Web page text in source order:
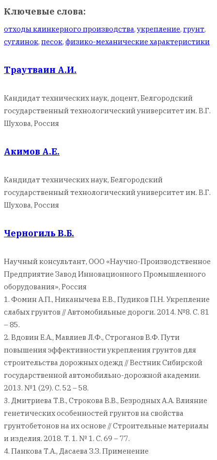
Ключевые слова:
отходы клинкерного производства,укрепление, грунт,
суглинок, песок, физико-механические характеристики
Траутваин А.И.
Кандидат технических наук, доцент, Белгородский
государственный технологический университет им. В.Г.
Шухова, Россия
Акимов А.Е.
Кандидат технических наук, Белгородский
государственный технологический университет им. В.Г.
Шухова, Россия
Черногиль В.Б.
Научный консультант, ООО «Научно-Производственное
Предприятие Завод Инновационного Промышленного
оборудования», Россия
1. Фомин А.П., Никанычева Е.В., Пудиков П.Н. Укрепление
слабых грунтов // Автомобильные дороги. 2014. №8. С. 81
– 85.
2. Вдовин Е.А., Мавлиев Л.Ф., Строганов В.Ф. Пути
повышения эффективности укрепления грунтов для
строительства дорожных одежд // Вестник Сибирской
государственной автомобильно-дорожной академии.
2013. №1 (29). С. 52 – 58.
3. Дмитриева Т.В., Строкова В.В., Безродных А.А. Влияние
генетических особенностей грунтов на свойства
грунтобетонов на их основе // Строительные материалы
и изделия. 2018. Т. 1. № 1. С. 69 – 77.
4. Панкова Т.А., Дасаева З.З. Применение